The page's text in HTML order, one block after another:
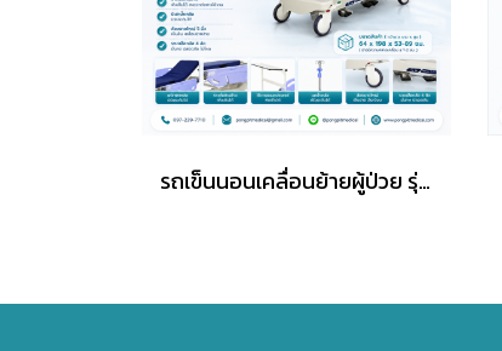
รถเข็นนอนเคลื่อนย้ายผู้ป่วย รุ่น CH-TC-01L (Patient Stretcher Trolley)